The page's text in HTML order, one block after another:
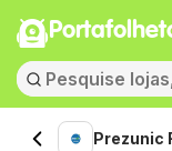
Prezunic